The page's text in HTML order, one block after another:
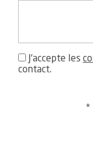
J'accepte les
contact.
*